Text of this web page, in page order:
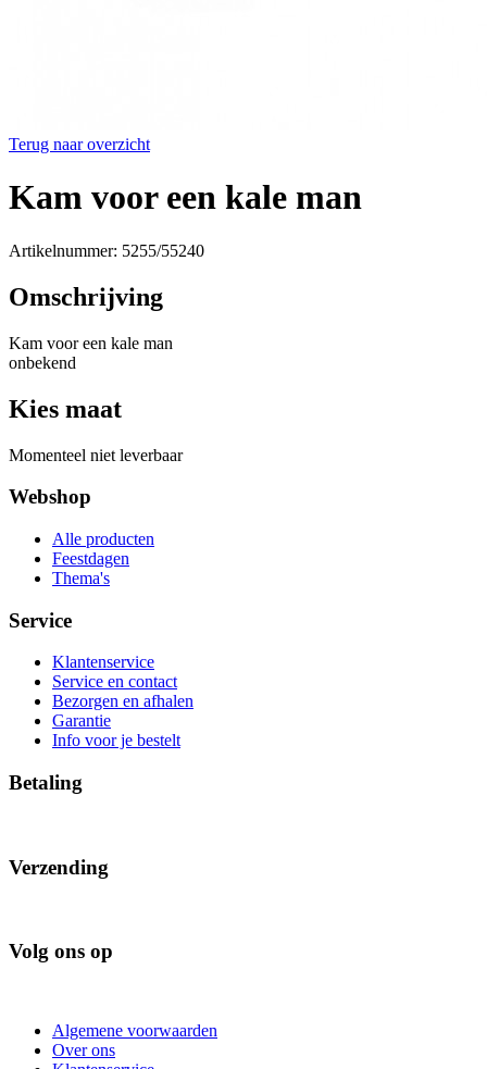
Terug naar overzicht
Kam voor een kale man
Artikelnummer: 5255/55240
Omschrijving
Kam voor een kale man
onbekend
Kies maat
Momenteel niet leverbaar
Webshop
Alle producten
Feestdagen
Thema's
Service
Klantenservice
Service en contact
Bezorgen en afhalen
Garantie
Info voor je bestelt
Betaling
Verzending
Volg ons op
Algemene voorwaarden
Over ons